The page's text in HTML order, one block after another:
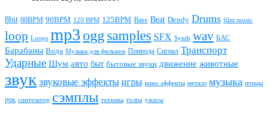
8bit 80BPM 90BPM 120 BPM 125BPM Bass Beat Dendy Drums film music
loop Loops mp3 ogg samples SFX Synth wav БАС
Барабаны Вода Музыка для фильмов Природа Сигнал Транспорт
Ударные Шум авто быт бытовые звуки движение животные
звук звуковые эффекты игры кино эффекты металл музыка птицы
рок синтезатор сэмплы техника толпа ужасы